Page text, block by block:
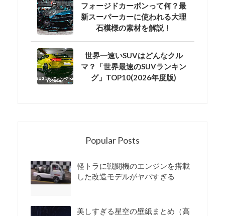
フォージドカーボンって何？最
新スーパーカーに使われる大理
石模様の素材を解説！
世界一速いSUVはどんなクル
マ？「世界最速のSUVランキン
グ」TOP10(2026年度版)
Popular Posts
軽トラに戦闘機のエンジンを搭載
した改造モデルがヤバすぎる
美しすぎる星空の壁紙まとめ（高